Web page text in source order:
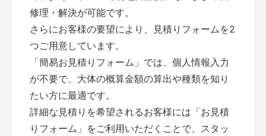
修理・解決が可能です。
さらにお客様の要望により、見積りフォームを2
つご用意しています。
「簡易お見積りフォーム 」では、個人情報入力
が不要で、大体の概算金額の算出や種類を知り
たい方に最適です。
詳細な見積りを希望されるお客様には「お見積
りフォーム 」をご利用いただくことで、スタッ